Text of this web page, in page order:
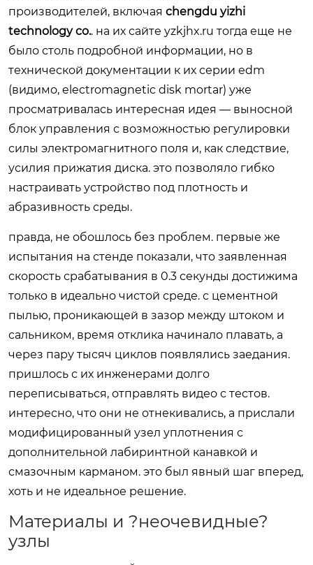
производителей, включая chengdu yizhi
technology co.. на их сайте yzkjhx.ru тогда еще не
было столь подробной информации, но в
технической документации к их серии edm
(видимо, electromagnetic disk mortar) уже
просматривалась интересная идея — выносной
блок управления с возможностью регулировки
силы электромагнитного поля и, как следствие,
усилия прижатия диска. это позволяло гибко
настраивать устройство под плотность и
абразивность среды.
правда, не обошлось без проблем. первые же
испытания на стенде показали, что заявленная
скорость срабатывания в 0.3 секунды достижима
только в идеально чистой среде. с цементной
пылью, проникающей в зазор между штоком и
сальником, время отклика начинало плавать, а
через пару тысяч циклов появлялись заедания.
пришлось с их инженерами долго
переписываться, отправлять видео с тестов.
интересно, что они не отнекивались, а прислали
модифицированный узел уплотнения с
дополнительной лабиринтной канавкой и
смазочным карманом. это был явный шаг вперед,
хоть и не идеальное решение.
Материалы и ?неочевидные?
узлы